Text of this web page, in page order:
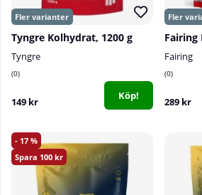
Tyngre Kolhydrat, 1200 g
Tyngre
0
149 kr Köp!
Fairing
0
289 kr
17
100